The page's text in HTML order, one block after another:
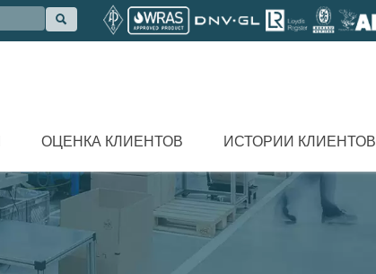

ОЦЕНКА КЛИЕНТОВ ИСТОРИИ КЛИЕНТОВ